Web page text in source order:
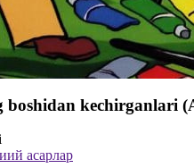
kechirganlari
асарлар